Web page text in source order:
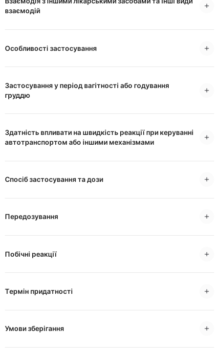
взаємодій
Особливості застосування
Застосування у період вагітності або годування
груддю
Здатність впливати на швидкість реакції при керуванні
автотранспортом або іншими механізмами
Спосіб застосування та дози
Передозування
Побічні реакції
Tермін придатності
Умови зберігання